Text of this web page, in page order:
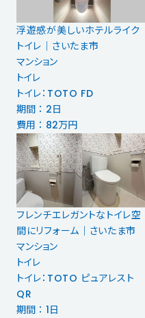
浮遊感が美しいホテルライク
トイレ｜さいたま市
マンション
トイレ
トイレ：TOTO FD
期間 ： 2日
費用 ： 82万円
フレンチエレガントなトイレ空
間にリフォーム｜さいたま市
マンション
トイレ
トイレ：TOTO ピュアレスト
QR
期間 ： 1日